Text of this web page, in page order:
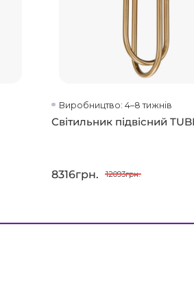
Виробництво: 4–8 тижнів
Світильник підвісний
8316грн. 12093грн.